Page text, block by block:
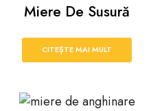
Miere De Susură
CITEȘTE MAI MULT